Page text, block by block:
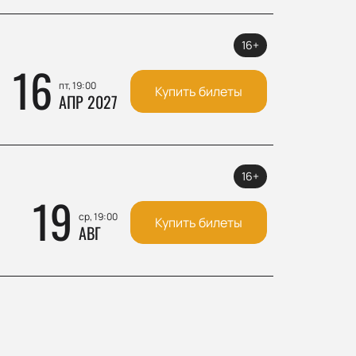
16 пт, 19:00
АПР 2027
16+
Купить билеты
19 ср, 19:00
АВГ
16+
Купить билеты